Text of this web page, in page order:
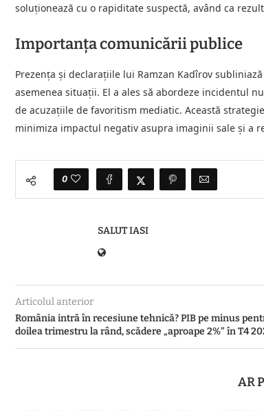
soluționează cu o rapiditate suspectă, având ca
Importanța comunicării publice
Prezența și declarațiile lui Ramzan Kadîrov
asemenea situații. El a ales să abordeze incidentul
de acuzațiile de favoritism mediatic. Această
minimiza impactul negativ asupra imaginii sale și a
0
SALUT IASI
Articolul anterior
România intră în recesiune tehnică? PIB pe minus
doilea trimestru la rând, scădere „aproape 2%” în T4
AR